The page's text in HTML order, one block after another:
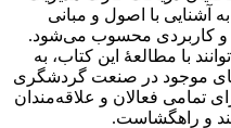
آشنایی با اصول و مبانی
و کاربردی محسوب می‌شود.
با مطالعۀ این کتاب، به
موجود در صنعت گردشگری
تمامی فعالان و علاقه‌مندان
و راهگشاست.